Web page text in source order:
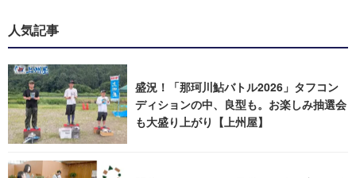
人気記事
盛況！「那珂川鮎バトル2026」タフコン
ディションの中、良型も。お楽しみ抽選会
も大盛り上がり【上州屋】